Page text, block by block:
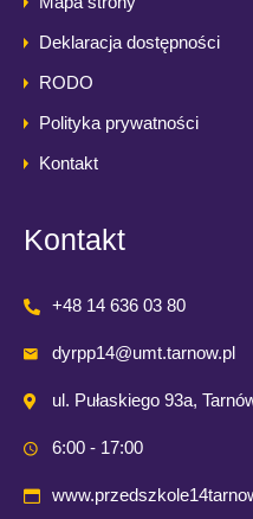
Deklaracja dostępności
RODO
Polityka prywatności
Kontakt
Kontakt
+48 14 636 03 80
dyrpp14@umt.tarnow.pl
ul. Pułaskiego 93a,
6:00 - 17:00